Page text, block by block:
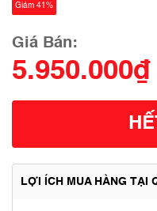
Giảm 41%
Giá Bán:
5.950.000₫
LỢI ÍCH MUA HÀNG TẠI